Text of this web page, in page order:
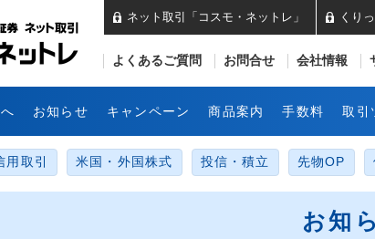
岩井コスモ証券 ネ
よくあるご質問 お問合せ 会社情報
ネット取引「コスモ・ネットレ」 くり
お知らせ キャンペーン 商品案内 手数料 取引
用取引 米国・外国株式 投信・積立 先物OP
お知